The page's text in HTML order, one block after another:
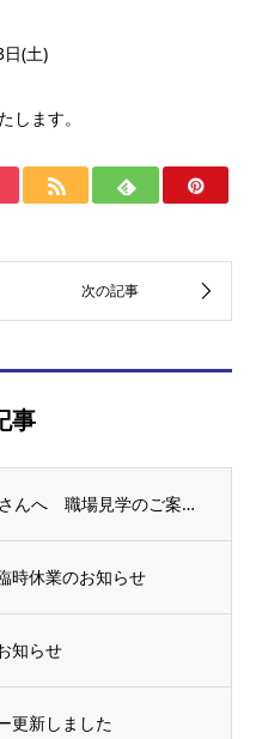
(土)
ます。
事
んへ 職場見学のご案内
時休業のお知らせ
知らせ
更新しました